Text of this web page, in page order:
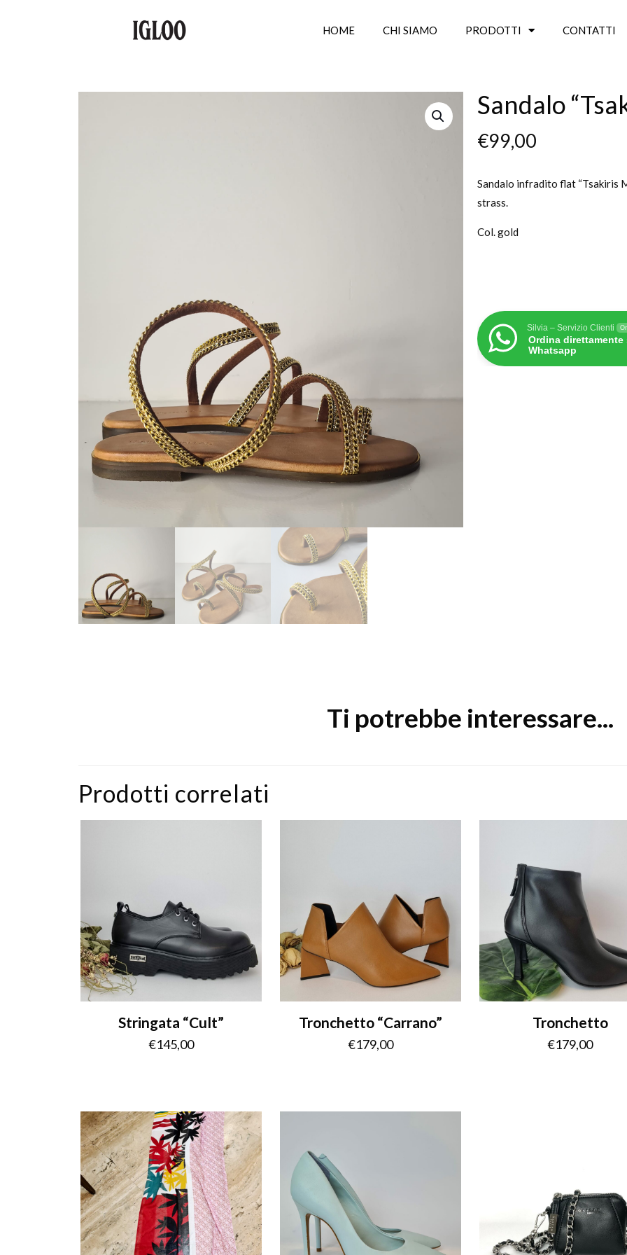
HOME CHI SIAMO PRODOTTI CONTATTI
Sandalo
€99,00
Sandalo infradito flat “Tsakiris
strass.
Col. gold
Silvia – Servizio Clienti
Ordina direttamente
Whatsapp
Ti potrebbe interessare...
Prodotti correlati
Stringata “Cult”
€145,00
Tronchetto “Carrano”
€179,00
Tronchetto
€179,00